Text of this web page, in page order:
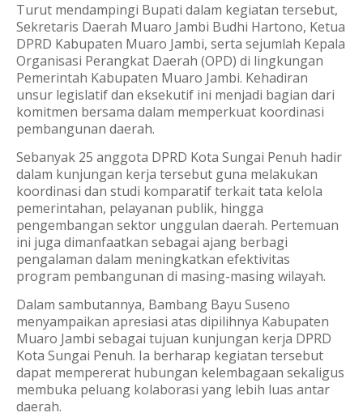
Turut mendampingi Bupati dalam kegiatan tersebut,
Sekretaris Daerah Muaro Jambi Budhi Hartono, Ketua
DPRD Kabupaten Muaro Jambi, serta sejumlah Kepala
Organisasi Perangkat Daerah (OPD) di lingkungan
Pemerintah Kabupaten Muaro Jambi. Kehadiran
unsur legislatif dan eksekutif ini menjadi bagian dari
komitmen bersama dalam memperkuat koordinasi
pembangunan daerah.
Sebanyak 25 anggota DPRD Kota Sungai Penuh hadir
dalam kunjungan kerja tersebut guna melakukan
koordinasi dan studi komparatif terkait tata kelola
pemerintahan, pelayanan publik, hingga
pengembangan sektor unggulan daerah. Pertemuan
ini juga dimanfaatkan sebagai ajang berbagi
pengalaman dalam meningkatkan efektivitas
program pembangunan di masing-masing wilayah.
Dalam sambutannya, Bambang Bayu Suseno
menyampaikan apresiasi atas dipilihnya Kabupaten
Muaro Jambi sebagai tujuan kunjungan kerja DPRD
Kota Sungai Penuh. Ia berharap kegiatan tersebut
dapat mempererat hubungan kelembagaan sekaligus
membuka peluang kolaborasi yang lebih luas antar
daerah.